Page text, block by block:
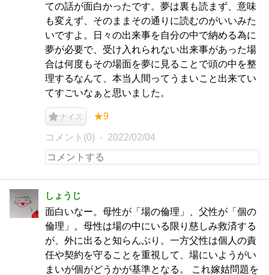
ての話が面白かったです。夢は裏も読まず、意味
も変えず、そのままその通りに読むのがいいみた
いですよ。日々の出来事を自分の中で納める為に
夢が必要で、受け入れられない出来事があった場
合は何度もその場面を夢に見ることで頭の中を整
理するなんて、本当人間ってうまいこと出来てい
てすごいなぁと思いました。
ナイス ★9
コメント(0) 2022/02/04
しょうじ
面白いなー。母性が「場の倫理」、父性が「個の
倫理」。母性は場の中にいる限り慈しみ救済する
が、外に出ると知らんぷり。一方父性は個人の責
任や契約を守ることを重視して、場にいようがい
まいが個がどうかが基準となる。 これ嫁姑問題を